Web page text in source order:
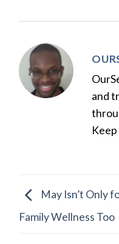
and
May Isn’t Only
Family Wellness Too